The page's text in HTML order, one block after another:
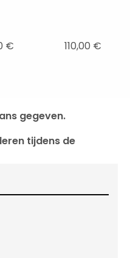
€ 110,00 €
gegeven.
tijdens de